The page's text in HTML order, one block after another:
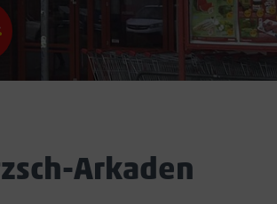
Arkaden